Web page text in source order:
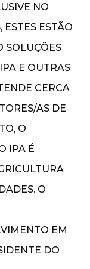
NO
ESTES ESTÃO
SOLUÇÕES
E OUTRAS
CERCA
AS DE
O
IPA É
O
EM
DO